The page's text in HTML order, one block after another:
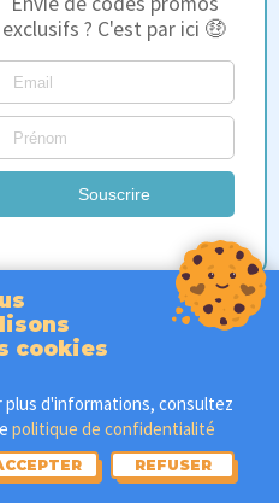
housse en coton
et douce.
viscoélastique, le
anti-
. Ces micro-
des
etlimitent le risque
également des
exclusifs ? C'est par ici 🤑
Souscrire
cookies
plus d'informations, consultez
politique de confidentialité
REFUSER